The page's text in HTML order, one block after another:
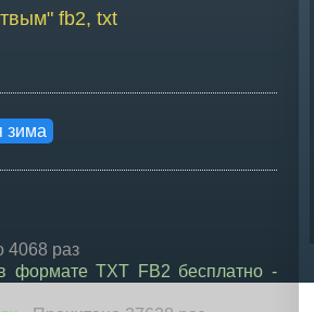
fb2, txt
зима
4068 раз
формате TXT FB2 бесплатно -